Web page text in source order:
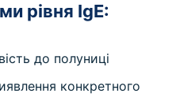
рівня IgE:
до полуниці
конкретного